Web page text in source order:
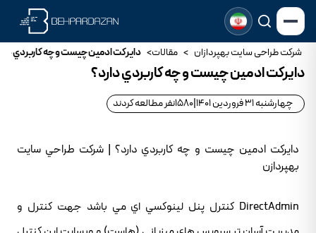
شرکت طراحی سایت بهپردازان > مقالات> دايرکت ادمين چيست و چه کاربردي
دايرکت ادمين چيست و چه کاربردي دارد؟
چهارشنبه 31 فروردین 1401 1580نفر مطالعه کردند
دايرکت ادمين چيست و چه کاربردي دارد؟ | شرکت طراحي سايت
بهپردازن
DirectAdmin کنترل پنل لينوکسي اي مي باشد جهت کنترل و